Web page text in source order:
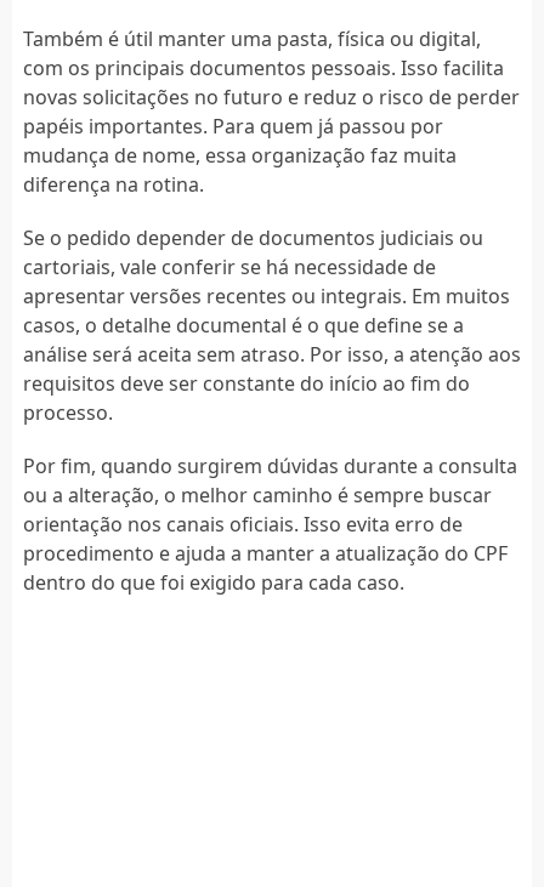
Também é útil manter uma pasta, física ou digital,
com os principais documentos pessoais. Isso facilita
novas solicitações no futuro e reduz o risco de perder
papéis importantes. Para quem já passou por
mudança de nome, essa organização faz muita
diferença na rotina.
Se o pedido depender de documentos judiciais ou
cartoriais, vale conferir se há necessidade de
apresentar versões recentes ou integrais. Em muitos
casos, o detalhe documental é o que define se a
análise será aceita sem atraso. Por isso, a atenção aos
requisitos deve ser constante do início ao fim do
processo.
Por fim, quando surgirem dúvidas durante a consulta
ou a alteração, o melhor caminho é sempre buscar
orientação nos canais oficiais. Isso evita erro de
procedimento e ajuda a manter a atualização do CPF
dentro do que foi exigido para cada caso.